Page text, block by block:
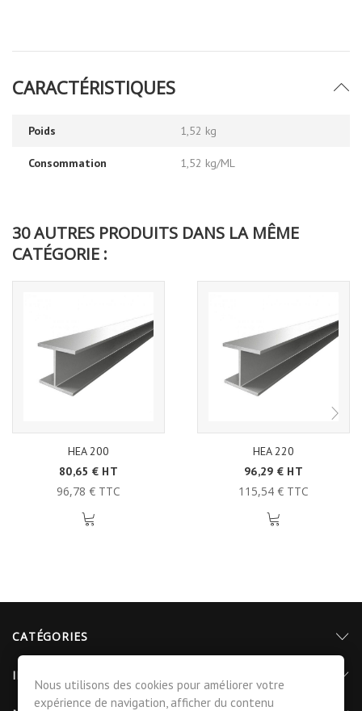
CARACTÉRISTIQUES
Poids 1,52 kg
Consommation 1,52 kg/ML
30 AUTRES PRODUITS DANS LA MÊME
CATÉGORIE :
HEA 200
80,65 € HT
96,78 € TTC
HEA 220
96,29 € HT
115,54 € TTC
CATÉGORIES
INFORMATIONS
Nous utilisons des cookies pour améliorer votre
expérience de navigation, afficher du contenu